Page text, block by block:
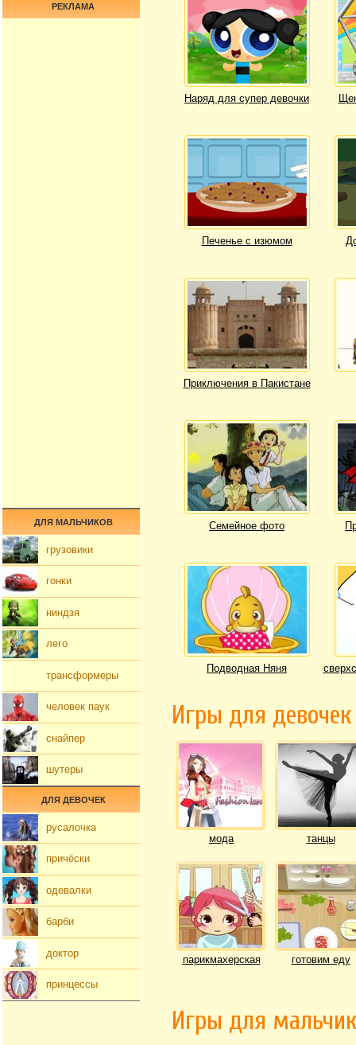
Наряд для супер девочки
Печенье с изюмом
Приключения в Пакистане
Семейное фото
Подводная Няня
Игры для девочек
мода танцы
парикмахерская готовим еду
Игры для
РЕКЛАМА
ДЛЯ МАЛЬЧИКОВ
грузовики
гонки
ниндзя
лего
трансформеры
человек паук
снайпер
шутеры
ДЛЯ ДЕВОЧЕК
русалочка
причёски
одевалки
барби
доктор
принцессы